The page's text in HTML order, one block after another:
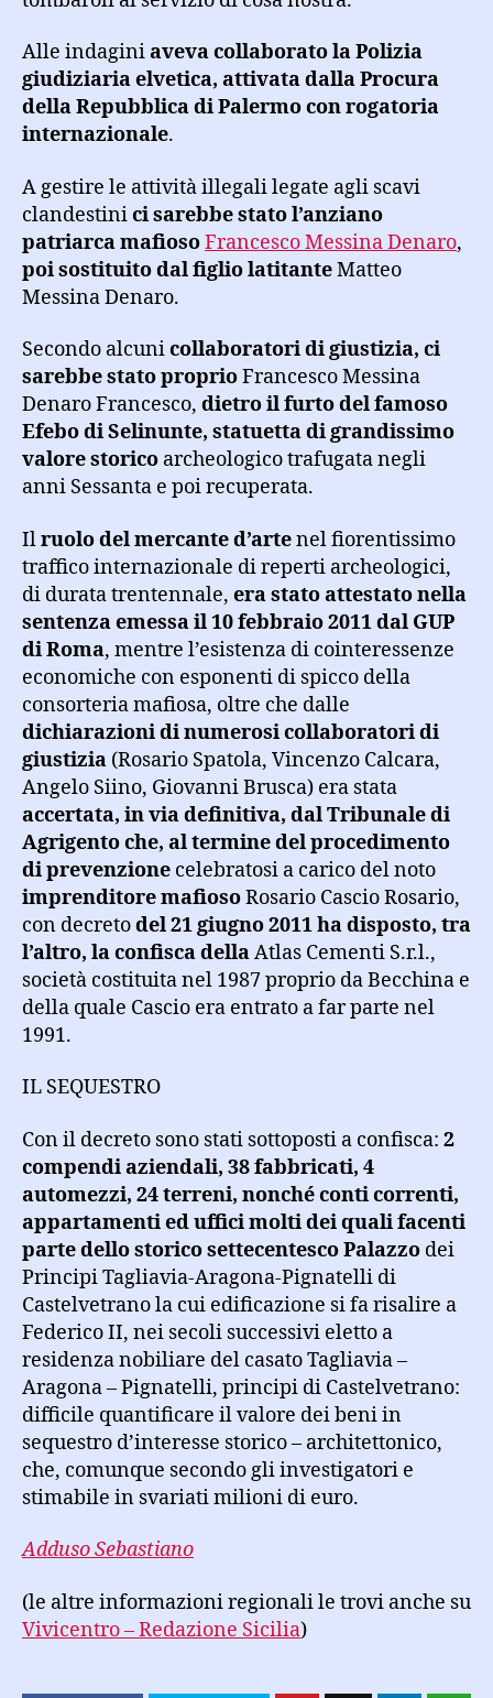
Alle indaginiaveva collaborato la Polizia
giudiziaria elvetica, attivata dalla Procura
della Repubblica di Palermo con rogatoria
internazionale.
A gestire le attività illegali legate agli scavi
clandestinici sarebbe stato l’anziano
patriarca mafiosoFrancesco Messina Denaro,
poi sostituito dal figlio latitanteMatteo
Messina Denaro.
Secondo alcunicollaboratori di giustizia, ci
sarebbe stato proprioFrancesco Messina
Denaro Francesco, dietro il furto del famoso
Efebo di Selinunte, statuetta di grandissimo
valore storico archeologico trafugata negli
anni Sessanta e poi recuperata.
Ilruolo del mercante d’artenel fiorentissimo
traffico internazionale di reperti archeologici,
di durata trentennale, era stato attestato nella
sentenza emessa il 10 febbraio 2011 dal GUP
di Roma, mentre l’esistenza di cointeressenze
economiche con esponenti di spicco della
consorteria mafiosa, oltre che dalle
dichiarazioni di numerosi collaboratori di
giustizia (Rosario Spatola, Vincenzo Calcara,
Angelo Siino, Giovanni Brusca) era stata
accertata, in via definitiva, dal Tribunale di
Agrigento che, al termine del procedimento
di prevenzione celebratosi a carico del noto
imprenditore mafiosoRosario Cascio Rosario,
con decretodel 21 giugno 2011 ha disposto, tra
l’altro, la confisca dellaAtlas Cementi S.r.l.,
società costituita nel 1987 proprio da Becchina e
della quale Cascio era entrato a far parte nel
1991.
IL SEQUESTRO
Con il decreto sono stati sottoposti a confisca: 2
compendi aziendali, 38 fabbricati, 4
automezzi, 24 terreni, nonché conti correnti,
appartamenti ed uffici molti dei quali facenti
parte dello storico settecentesco Palazzo dei
Principi Tagliavia-Aragona-Pignatelli di
Castelvetrano la cui edificazione si fa risalire a
Federico II, nei secoli successivi eletto a
residenza nobiliare del casato Tagliavia –
Aragona – Pignatelli, principi di Castelvetrano:
difficile quantificare il valore dei beni in
sequestro d’interesse storico – architettonico,
che, comunque secondo gli investigatori e
stimabile in svariati milioni di euro.
Adduso Sebastiano
(le altre informazioni regionali le trovi anche su
Vivicentro – Redazione Sicilia)